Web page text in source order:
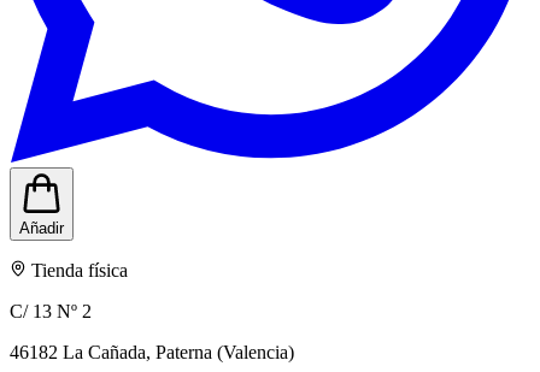
Añadir
Tienda física
C/ 13 Nº 2
46182 La Cañada, Paterna (Valencia)